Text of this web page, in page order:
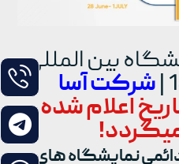
بین المللی
شرکت آسا
اعلام شده
نمایشگاه های